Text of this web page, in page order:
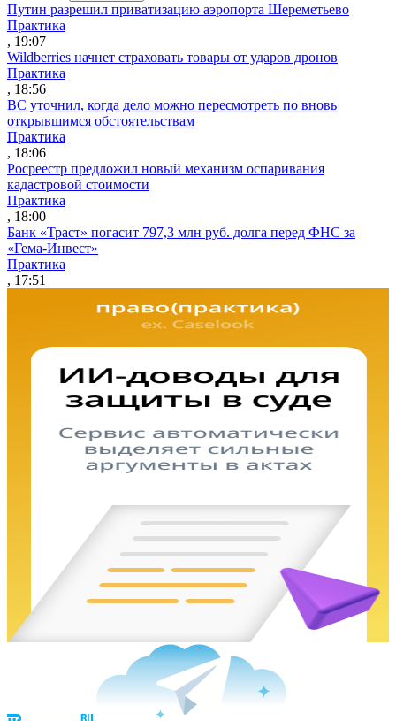
Путин разрешил приватизацию аэропорта Шереметьево
Практика
, 19:07
Wildberries начнет страховать товары от ударов дронов
Практика
, 18:56
ВС уточнил, когда дело можно пересмотреть по вновь
открывшимся обстоятельствам
Практика
, 18:06
Росреестр предложил новый механизм оспаривания
кадастровой стоимости
Практика
, 18:00
Банк «Траст» погасит 797,3 млн руб. долга перед ФНС за
«Гема-Инвест»
Практика
, 17:51